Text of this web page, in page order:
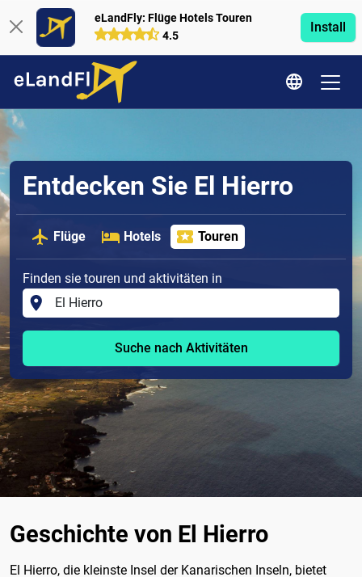
eLandFly: Flüge Hotels Touren
4.5
Install
Entdecken Sie El Hierro
Flüge Hotels Touren
Finden sie touren und aktivitäten in
Suche nach Aktivitäten
Geschichte von El Hierro
El Hierro, die kleinste Insel der Kanarischen Inseln, bietet